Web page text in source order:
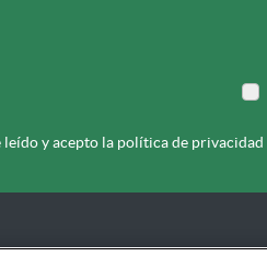
leído y acepto la política de privacidad